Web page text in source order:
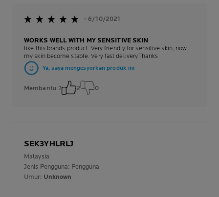
- 6/10/2021
WORKS WELL WITH MY SENSITIVE SKIN
like this brands product. Very friendly for sensitive skin, now
my skin become stable. Very fast delivery.Thanks
Ya, saya mengesyorkan produk ini
Membantu ? 2 0
SEK3YHLRLJ
Malaysia
Jenis Pengguna: Pengguna
Umur: Unknown